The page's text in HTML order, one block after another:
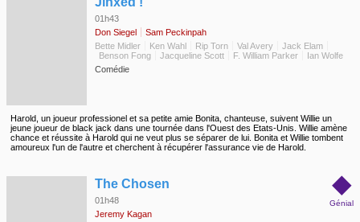
01h43
Don Siegel
Sam Peckinpah
Bette Midler
Ken Wahl Rip Torn Val Avery
Jack Elam
Benson Fong
Jacqueline Scott F. William Parker
Ian Wolfe
Comédie
Harold, un joueur professionel et sa petite amie Bonita, chanteuse, suivent Willie un
jeune joueur de black jack dans une tournée dans l'Ouest des Etats-Unis. Willie amène
chance et réussite à Harold qui ne veut plus se séparer de lui. Bonita et Willie tombent
amoureux l'un de l'autre et cherchent à récupérer l'assurance vie de Harold.
◆
Génial
The Chosen
01h48
Jeremy Kagan